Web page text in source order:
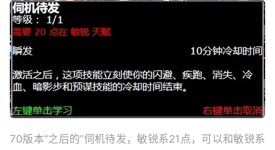
70版本“之后的”伺机待发，敏锐系21点，可以和敏锐系